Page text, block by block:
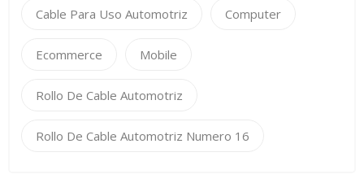
Cable Para Uso Automotriz Computer
Ecommerce Mobile
Rollo De Cable Automotriz
Rollo De Cable Automotriz Numero 16